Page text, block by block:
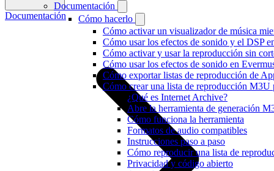
Documentación
Cómo hacerlo
Cómo activar un visualizador de música
Cómo usar los efectos de sonido y el DSP
Cómo activar y usar la reproducción sin
Cómo usar los efectos de sonido en
Cómo exportar listas de reproducción de
Cómo crear una lista de reproducción
¿Qué es Internet Archive?
Abre la herramienta de generación
Cómo funciona la herramienta
Formatos de audio compatibles
Instrucciones paso a paso
Cómo reproducir una lista de
Privacidad y código abierto
Documentación